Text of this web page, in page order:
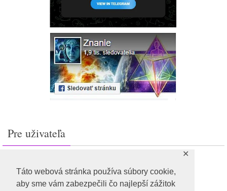
Táto webová stránka používa súbory cookie,
aby sme vám zabezpečili čo najlepší zážitok
✕
Pre uživateľa
Feed záznamov
RSS feed komentárov